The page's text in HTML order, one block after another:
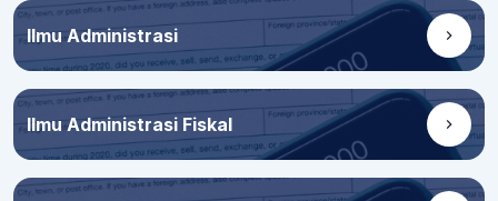
Ilmu Administrasi
Ilmu Administrasi Fiskal